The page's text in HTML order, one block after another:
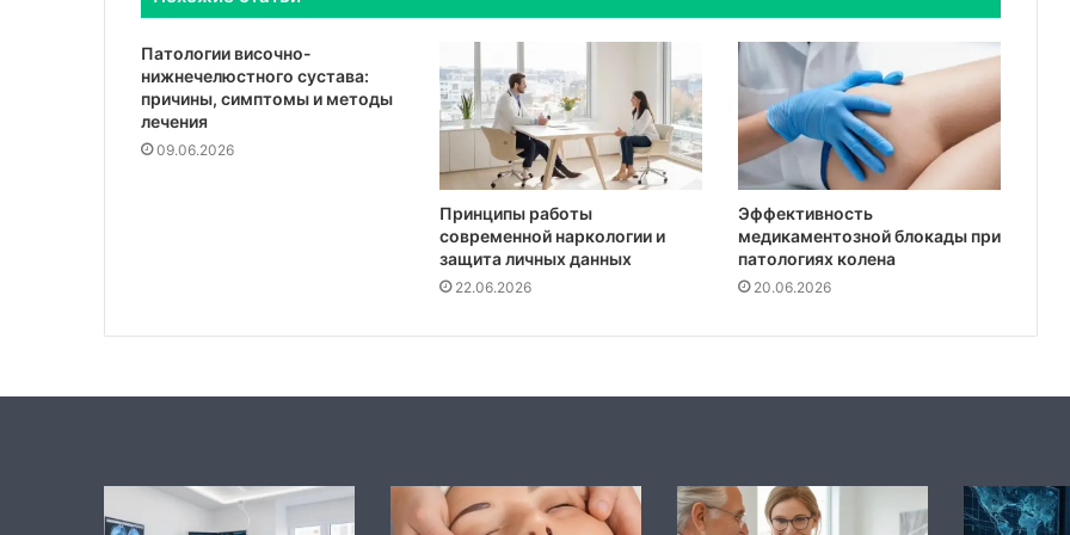
Патологии височно-
нижнечелюстного сустава:
причины, симптомы и методы
лечения
09.06.2026
Принципы работы
современной наркологии и
защита личных данных
22.06.2026
Эффективность
медикаментозной блокады при
патологиях колена
20.06.2026
Роль
Open
Лабораторные
стенды
Биоревитализация:
что